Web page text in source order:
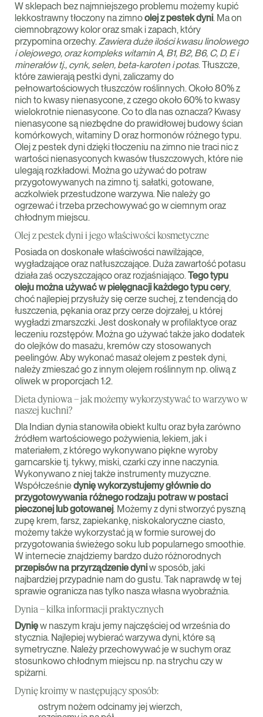
W sklepach bez najmniejszego problemu możemy kupić
lekkostrawny tłoczony na zimnoolej z pestek dyni. Ma on
ciemnobrązowy kolor oraz smak i zapach, który
przypomina orzechy.Zawiera duże ilości kwasu linolowego
i olejowego, oraz kompleks witamin A, B1, B2, B6, C, D, E i
minerałów tj., cynk, selen, beta-karoten i potas. Tłuszcze,
które zawierają pestki dyni, zaliczamy do
pełnowartościowych tłuszczów roślinnych. Około 80% z
nich to kwasy nienasycone, z czego około 60% to kwasy
wielokrotnie nienasycone. Co to dla nas oznacza? Kwasy
nienasycone są niezbędne do prawidłowej budowy ścian
komórkowych, witaminy D oraz hormonów różnego typu.
Olej z pestek dyni dzięki tłoczeniu na zimno nie traci nic z
wartości nienasyconych kwasów tłuszczowych, które nie
ulegają rozkładowi. Można go używać do potraw
przygotowywanych na zimno tj. sałatki, gotowane,
aczkolwiek przestudzone warzywa. Nie należy go
ogrzewać i trzeba przechowywać go w ciemnym oraz
chłodnym miejscu.
Olej z pestek dyni i jego właściwości kosmetyczne
Posiada on doskonałe właściwości nawilżające,
wygładzające oraz natłuszczające. Duża zawartość potasu
działa zaś oczyszczająco oraz rozjaśniająco.Tego typu
oleju można używać w pielęgnacji każdego typu cery,
choć najlepiej przysłuży się cerze suchej, z tendencją do
łuszczenia, pękania oraz przy cerze dojrzałej, u której
wygładzi zmarszczki. Jest doskonały w profilaktyce oraz
leczeniu rozstępów. Można go używać także jako dodatek
do olejków do masażu, kremów czy stosowanych
peelingów. Aby wykonać masaż olejem z pestek dyni,
należy zmieszać go z innym olejem roślinnym np. oliwą z
oliwek w proporcjach 1:2.
Dieta dyniowa – jak możemy wykorzystywać to warzywo w
naszej kuchni?
Dla Indian dynia stanowiła obiekt kultu oraz była zarówno
źródłem wartościowego pożywienia, lekiem, jak i
materiałem, z którego wykonywano piękne wyroby
garncarskie tj. tykwy, miski, czarki czy inne naczynia.
Wykonywano z niej także instrumenty muzyczne.
Współcześniedynię wykorzystujemy głównie do
przygotowywania różnego rodzaju potraw w postaci
pieczonej lub gotowanej. Możemy z dyni stworzyć pyszną
zupę krem, farsz, zapiekankę, niskokaloryczne ciasto,
możemy także wykorzystać ją w formie surowej do
przygotowania świeżego soku lub popularnego smoothie.
W internecie znajdziemy bardzo dużo różnorodnych
przepisów na przyrządzenie dyniw sposób, jaki
najbardziej przypadnie nam do gustu. Tak naprawdę w tej
sprawie ogranicza nas tylko nasza własna wyobraźnia.
Dynia – kilka informacji praktycznych
Dynięw naszym kraju jemy najczęściej od września do
stycznia. Najlepiej wybierać warzywa dyni, które są
symetryczne. Należy przechowywać je w suchym oraz
stosunkowo chłodnym miejscu np. na strychu czy w
spiżarni.
Dynię kroimy w następujący sposób:
ostrym nożem odcinamy jej wierzch,